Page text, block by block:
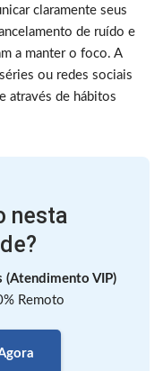
claramente seus
de ruído e
a manter o foco. A
ou redes sociais
através de hábitos
nesta
(Atendimento VIP)
Remoto